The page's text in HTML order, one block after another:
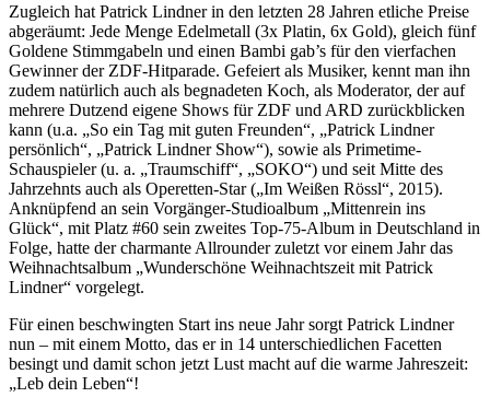
Zugleich hat Patrick Lindner in den letzten 28 Jahren etliche Preise
abgeräumt: Jede Menge Edelmetall (3x Platin, 6x Gold), gleich fünf
Goldene Stimmgabeln und einen Bambi gab’s für den vierfachen
Gewinner der ZDF-Hitparade. Gefeiert als Musiker, kennt man ihn
zudem natürlich auch als begnadeten Koch, als Moderator, der auf
mehrere Dutzend eigene Shows für ZDF und ARD zurückblicken
kann (u.a. „So ein Tag mit guten Freunden“, „Patrick Lindner
persönlich“, „Patrick Lindner Show“), sowie als Primetime-
Schauspieler (u. a. „Traumschiff“, „SOKO“) und seit Mitte des
Jahrzehnts auch als Operetten-Star („Im Weißen Rössl“, 2015).
Anknüpfend an sein Vorgänger-Studioalbum „Mittenrein ins
Glück“, mit Platz #60 sein zweites Top-75-Album in Deutschland in
Folge, hatte der charmante Allrounder zuletzt vor einem Jahr das
Weihnachtsalbum „Wunderschöne Weihnachtszeit mit Patrick
Lindner“ vorgelegt.
Für einen beschwingten Start ins neue Jahr sorgt Patrick Lindner
nun – mit einem Motto, das er in 14 unterschiedlichen Facetten
besingt und damit schon jetzt Lust macht auf die warme Jahreszeit:
„Leb dein Leben“!